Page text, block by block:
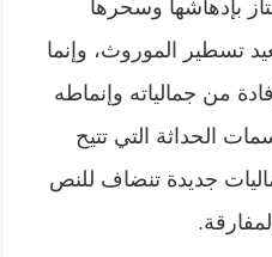
بإدهاشها وسحرها
تسطير الموروث، وإنما
من جمالياته وإنماطه
الحداثة التي تتيح
جديدة تنضاف للنص